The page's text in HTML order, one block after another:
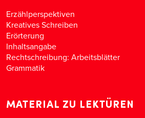
Erzählperspektiven
Kreatives Schreiben
Erörterung
Inhaltsangabe
Rechtschreibung: Arbeitsblätter
Grammatik
MATERIAL ZU LEKTÜREN